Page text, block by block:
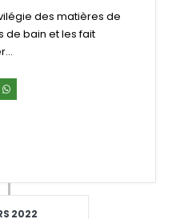
des matières de
de bain et les fait
2022